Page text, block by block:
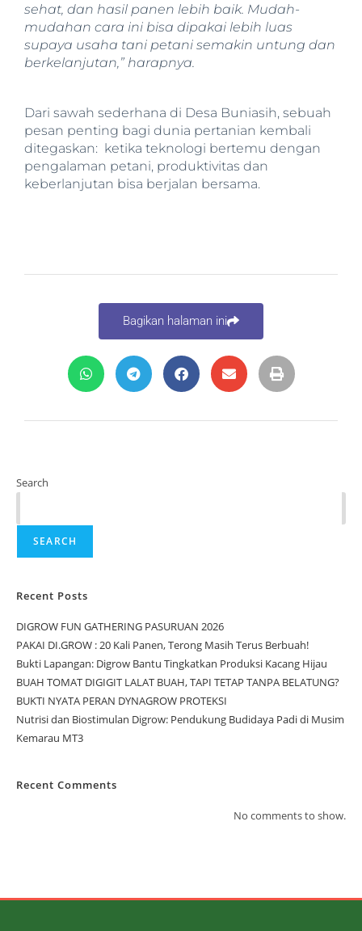
sehat, dan hasil panen lebih baik. Mudah-
mudahan cara ini bisa dipakai lebih luas
supaya usaha tani petani semakin untung dan
berkelanjutan,” harapnya.
Dari sawah sederhana di Desa Buniasih, sebuah
pesan penting bagi dunia pertanian kembali
ditegaskan: ketika teknologi bertemu dengan
pengalaman petani, produktivitas dan
keberlanjutan bisa berjalan bersama.
Bagikan halaman ini
Search
SEARCH
Recent Posts
DIGROW FUN GATHERING PASURUAN 2026
PAKAI DI.GROW : 20 Kali Panen, Terong Masih Terus Berbuah!
Bukti Lapangan: Digrow Bantu Tingkatkan Produksi Kacang Hijau
BUAH TOMAT DIGIGIT LALAT BUAH, TAPI TETAP TANPA BELATUNG?
BUKTI NYATA PERAN DYNAGROW PROTEKSI
Nutrisi dan Biostimulan Digrow: Pendukung Budidaya Padi di Musim
Kemarau MT3
Recent Comments
No comments to show.